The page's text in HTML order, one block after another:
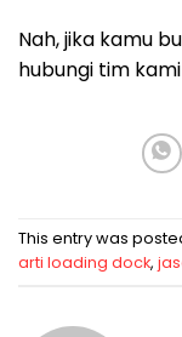
Nah, jika kamu
hubungi tim
This entry was
arti loading dock,